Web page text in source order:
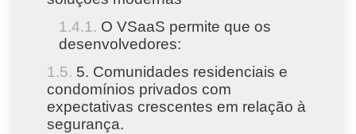
O VSaaS permite que os
desenvolvedores:
5. Comunidades residenciais e
condomínios privados com
expectativas crescentes em relação à
segurança.